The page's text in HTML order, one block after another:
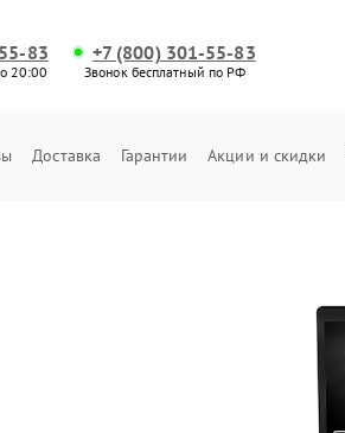
83
20:00
+7 (800) 301-55-83
Звонок бесплатный по РФ
Доставка Гарантии Акции и скидки